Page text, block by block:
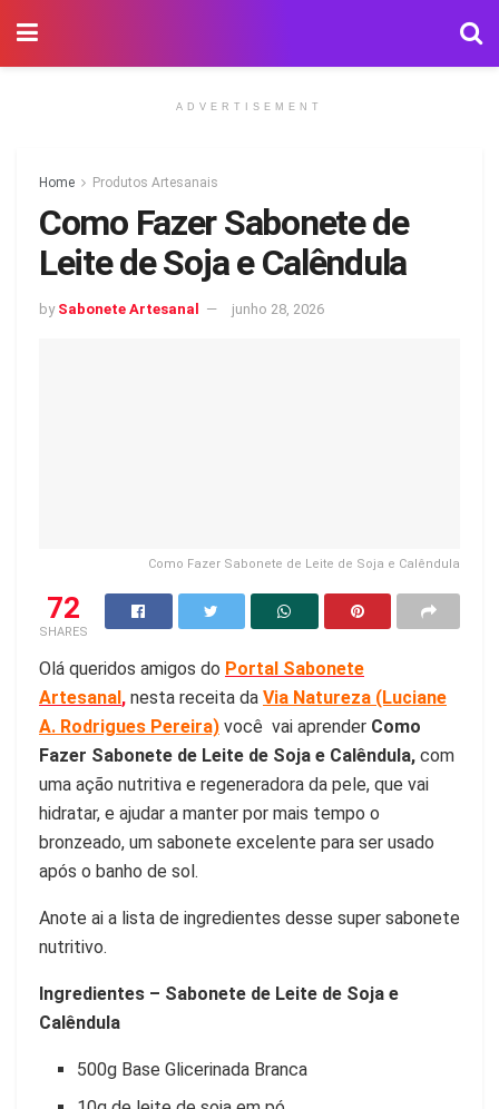
ADVERTISEMENT
Home Produtos Artesanais
Como Fazer Sabonete de
Leite de Soja e Calêndula
by Sabonete Artesanal junho 28, 2026
Como Fazer Sabonete de Leite de Soja e Calêndula
72
SHARES
Olá queridos amigos do Portal Sabonete
Artesanal, nesta receita da Via Natureza (Luciane
A. Rodrigues Pereira) você vai aprender Como
Fazer Sabonete de Leite de Soja e Calêndula, com
uma ação nutritiva e regeneradora da pele, que vai
hidratar, e ajudar a manter por mais tempo o
bronzeado, um sabonete excelente para ser usado
após o banho de sol.
Anote ai a lista de ingredientes desse super sabonete
nutritivo.
Ingredientes – Sabonete de Leite de Soja e
Calêndula
500g Base Glicerinada Branca